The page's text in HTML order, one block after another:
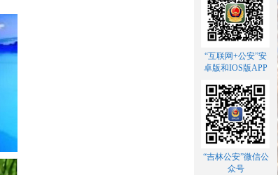
“互联网+公安”安
卓版和IOS版APP
“吉林公安”微信公
众号